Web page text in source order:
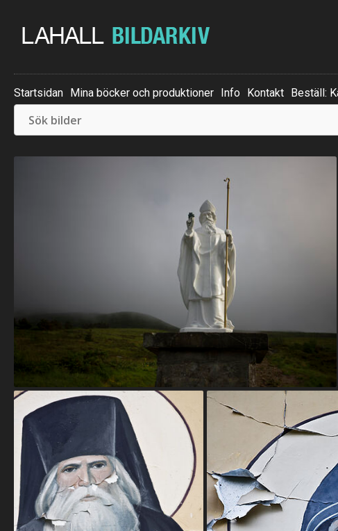
Startsidan Mina böcker och produktioner Info Kontakt Beställ: